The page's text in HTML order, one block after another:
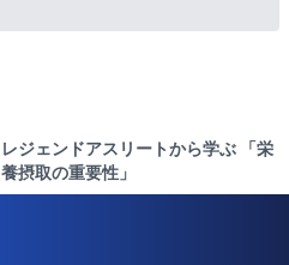
レジェンドアスリートから学ぶ 「栄
養摂取の重要性」